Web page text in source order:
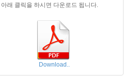
아래 클릭을 하시면 다운로드 됩니다.
Download..